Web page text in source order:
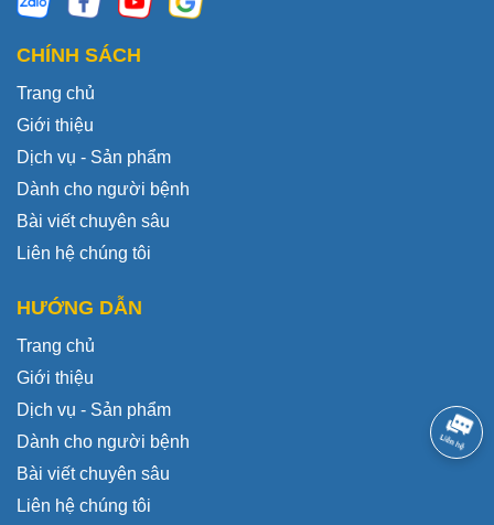
CHÍNH SÁCH
Trang chủ
Giới thiệu
Dịch vụ - Sản phẩm
Dành cho người bệnh
Bài viết chuyên sâu
Liên hệ chúng tôi
HƯỚNG DẪN
Trang chủ
Giới thiệu
Dịch vụ - Sản phẩm
Dành cho người bệnh
Bài viết chuyên sâu
Liên hệ chúng tôi